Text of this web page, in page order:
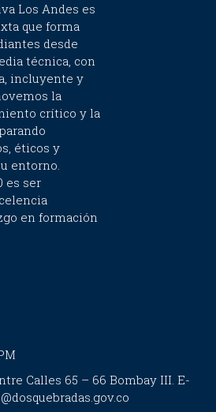
Los Andes es
que forma
desde
técnica, con
incluyente y
la
crítico y la
éticos y
entorno.
es ser
en formación
Calles 65 – 66 Bombay III. E-